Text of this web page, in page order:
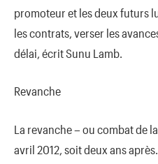
promoteur et les deux futurs
les contrats, verser les
délai, écrit Sunu Lamb.
Revanche
La revanche – ou combat de
avril 2012, soit deux ans